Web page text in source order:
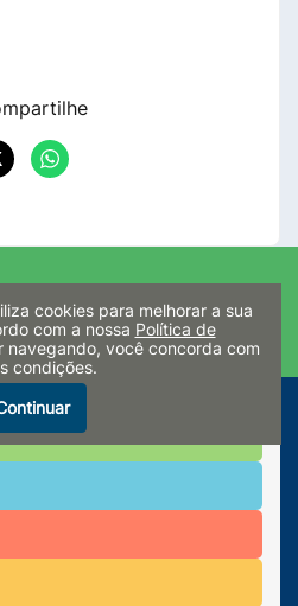
cookies para melhorar a sua
com a nossa Política de
navegando, você concorda com
condições.